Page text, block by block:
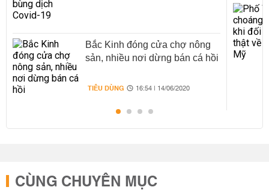
Bắc Kinh đóng cửa chợ nông
sản, nhiều nơi dừng bán cá hồi
TIÊU DÙNG 16:54 | 14/06/2020
CÙNG CHUYÊN MỤC